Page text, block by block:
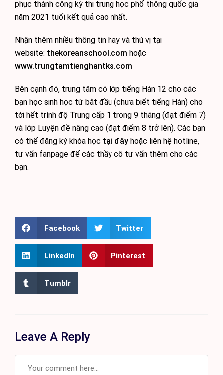
phục thành công kỳ thi trung học phổ thông quốc gia
năm 2021 tuổi kết quả cao nhất.
Nhận thêm nhiều thông tin hay và thú vị tại
website: thekoreanschool.com hoặc
www.trungtamtienghantks.com
Bên cạnh đó, trung tâm có lớp tiếng Hàn 12 cho các
bạn học sinh học từ bắt đầu (chưa biết tiếng Hàn) cho
tới hết trình độ Trung cấp 1 trong 9 tháng (đạt điểm 7)
và lớp Luyện đề nâng cao (đạt điểm 8 trở lên). Các bạn
có thể đăng ký khóa học tại đây hoặc liên hệ hotline,
tư vấn fanpage để các thầy cô tư vấn thêm cho các
bạn.
Facebook Twitter
LinkedIn Pinterest
Tumblr
Leave A Reply